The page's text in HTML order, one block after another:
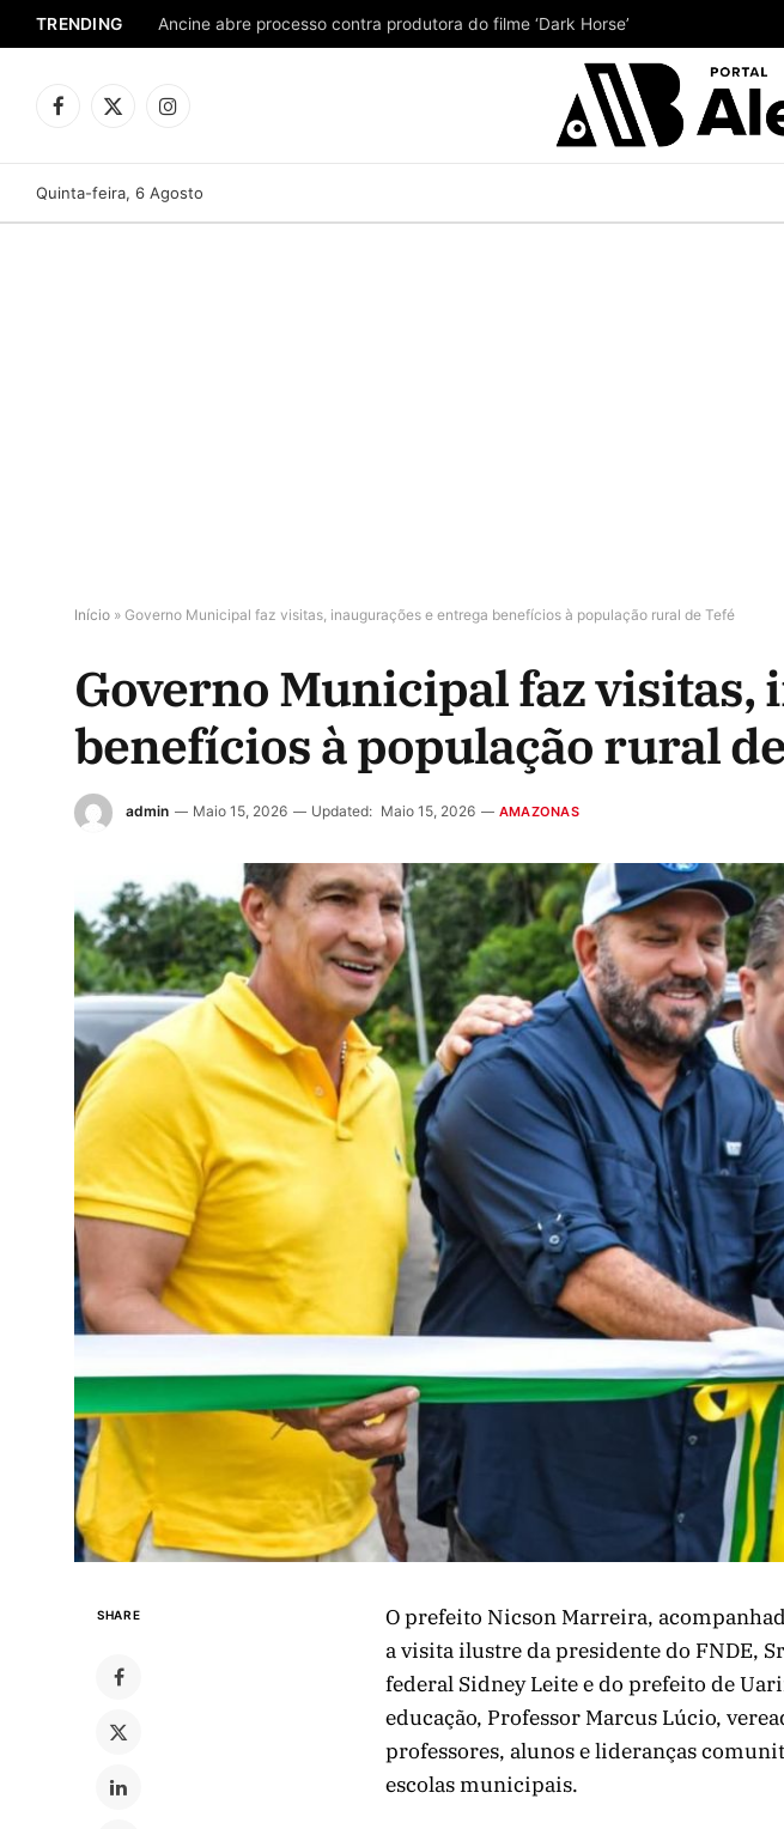
TRENDING Ancine abre processo contra produtora do filme ‘Dark Horse’
Facebook
X
Instagram
Quinta-feira, 6 Agosto
Início » Governo Municipal faz visitas, inaugurações e entrega benefícios à população rural de Tefé
Governo Municipal faz visitas,
benefícios à população rural
admin Maio 15, 2026 Updated: Maio 15, 2026 AMAZONAS
SHARE
O prefeito Nicson Marreira,
a visita ilustre da presidente do FNDE,
federal Sidney Leite e do prefeito de
educação, Professor Marcus Lúcio,
professores, alunos e lideranças
escolas municipais.